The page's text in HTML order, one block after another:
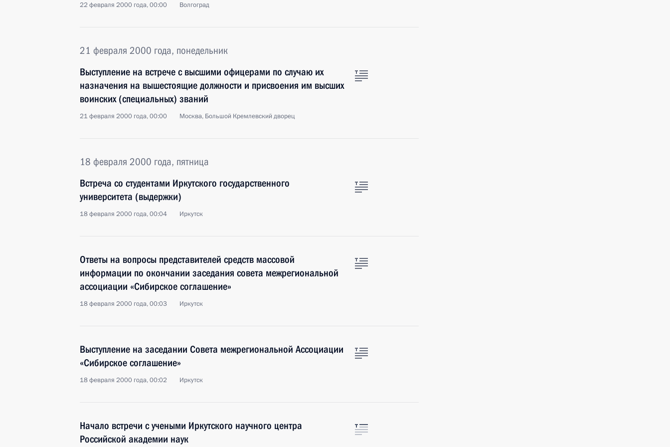
22 февраля 2000 года, 00:00 Волгоград
21 февраля 2000 года, понедельник
Выступление на встрече с высшими офицерами по случаю их
назначения на вышестоящие должности и присвоения им высших
воинских (специальных) званий
21 февраля 2000 года, 00:00 Москва, Большой Кремлевский дворец
18 февраля 2000 года, пятница
Встреча со студентами Иркутского государственного
университета (выдержки)
18 февраля 2000 года, 00:04 Иркутск
Ответы на вопросы представителей средств массовой
информации по окончании заседания совета межрегиональной
ассоциации «Сибирское соглашение»
18 февраля 2000 года, 00:03 Иркутск
Выступление на заседании Совета межрегиональной Ассоциации
«Сибирское соглашение»
18 февраля 2000 года, 00:02 Иркутск
Начало встречи с учеными Иркутского научного центра
Российской академии наук